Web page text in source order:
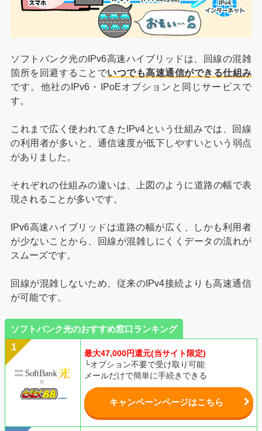
ソフトバンク光のIPv6高速ハイブリッドは、回線の混雑
箇所を回避することでいつでも高速通信ができる仕組み
です。他社のIPv6・IPoEオプションと同じサービスで
す。
これまで広く使われてきたIPv4という仕組みでは、回線
の利用者が多いと、通信速度が低下しやすいという弱点
がありました。
それぞれの仕組みの違いは、上図のように道路の幅で表
現されることが多いです。
IPv6高速ハイブリッドは道路の幅が広く、しかも利用者
が少ないことから、回線が混雑しにくくデータの流れが
スムーズです。
回線が混雑しないため、従来のIPv4接続よりも高速通信
が可能です。
ソフトバンク光のおすすめ窓口ランキング
最大47,000円還元(当サイト限定)
└オプション不要で受け取り可能
メールだけで簡単に手続きできる
キャンペーンページはこちら